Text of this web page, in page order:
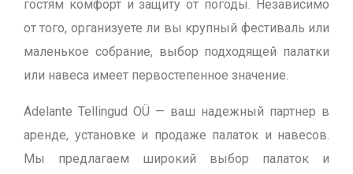
гостям комфорт и защиту от погоды. Независимо
от того, организуете ли вы крупный фестиваль или
маленькое собрание, выбор подходящей палатки
или навеса имеет первостепенное значение.
Adelante Tellingud OÜ — ваш надежный партнер в
аренде, установке и продаже палаток и навесов.
Мы предлагаем широкий выбор палаток и